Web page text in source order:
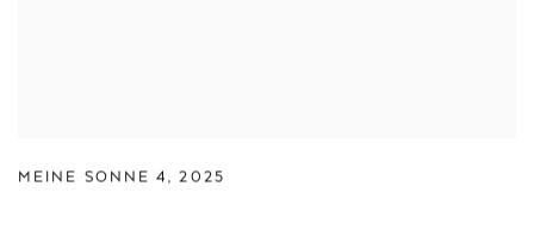
MEINE SONNE 4,2025